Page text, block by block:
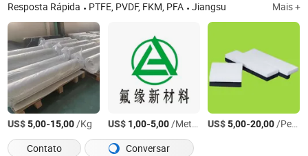
Resposta Rápida PTFE, PVDF, FKM, PFA Jiangsu Mais +
US$5,00-15,00/Kg US$ 1,00-5,00/Metro Quadrado US$5,00-20,00/Peça
Contato
Conversar